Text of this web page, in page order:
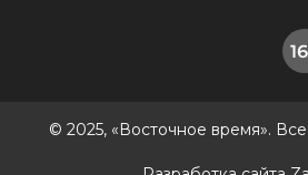
© 2025, «Восточное время».